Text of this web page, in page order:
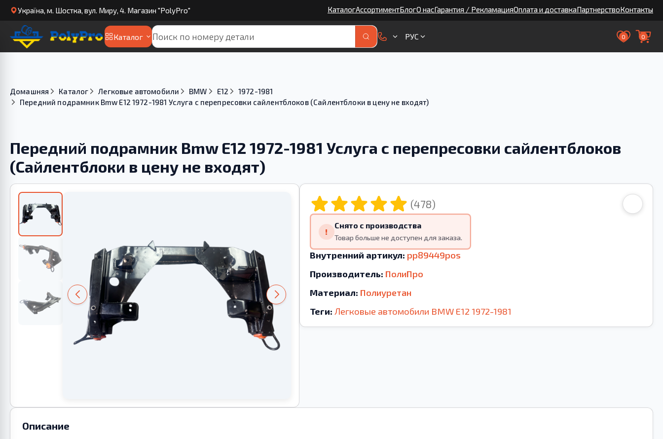
Українa, м. Шостка, вул. Миру, 4. Магазин "PolyPro" КаталогАссортиментБлогО насГарантия / РекламацияОплата и доставкаПартнерствоКонтакты
Каталог РУС 0 0
Домашняя Каталог Легковые автомобили BMW E12
1972-1981
Передний подрамник Bmw E12 1972-1981 Услуга с перепресовки сайлентблоков (Сайлентблоки в цену не входят)
Передний подрамник Bmw E12 1972-1981 Услуга с перепресовки сайлентблоков
(Сайлентблоки в цену не входят)
(478)
!
Снято с производства
Товар больше не доступен для заказа.
Внутренний артикул: pp89449pos
Производитель: ПолиПро
Материал: Полиуретан
Теги: Легковые автомобили BMW E12 1972-1981
Описание